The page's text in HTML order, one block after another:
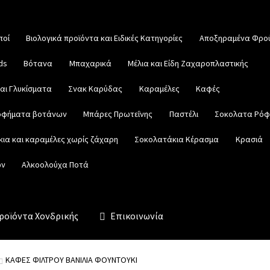
Βιολογικά προϊόντα και Ειδικές Κατηγορίες Αποξηραμένα
Βότανα Μπαχαρικά Μέλια και Είδη Ζαχαροπλαστικής
Γλυκίσματα Σνακ Καρύδας Καραμέλες Καφές
βοτάνων Μπάρες Πρωτεΐνης Παστέλι Σοκολατα
και καραμέλες χωρίς ζάχαρη Σοκολατάκια Κέρασμα Κρασιά
Αλκοολούχα Ποτά
Χονδρικής Επικοινωνία
ΚΑΦΕΣ ΦΙΛΤΡΟΥ ΒΑΝΙΛΙΑ ΦΟΥΝΤΟΥΚΙ